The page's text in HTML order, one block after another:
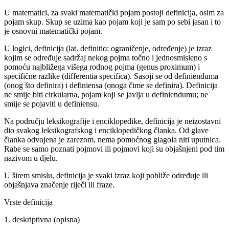
U matematici, za svaki matematički pojam postoji definicija, osim za
pojam skup. Skup se uzima kao pojam koji je sam po sebi jasan i to
je osnovni matematički pojam.
U logici, definicija (lat. definitio: ograničenje, određenje) je izraz
kojim se određuje sadržaj nekog pojma točno i jednosmisleno s
pomoću najbližega višega rodnog pojma (genus proximum) i
specifične razlike (differentia specifica). Sasoji se od definienduma
(onog što definira) i definiensa (onoga čime se definira). Definicija
ne smije biti cirkularna, pojam koji se javlja u definiendumu; ne
smije se pojaviti u definiensu.
Na području leksikografije i enciklopedike, definicija je neizostavni
dio svakog leksikografskog i enciklopedičkog članka. Od glave
članka odvojena je zarezom, nema pomoćnog glagola niti uputnica.
Rabe se samo poznati pojmovi ili pojmovi koji su objašnjeni pod tim
nazivom u djelu.
U širem smislu, definicija je svaki izraz koji pobliže određuje ili
objašnjava značenje riječi ili fraze.
Vrste definicija
1. deskriptivna (opisna)